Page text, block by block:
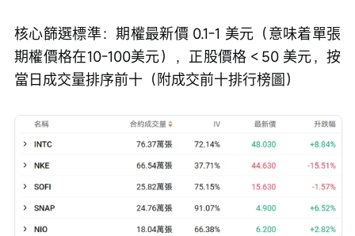
核心篩選標準：期權最新價 0.1-1 美元（意味着單張
期權價格在10-100美元），正股價格＜50 美元，按
當日成交量排序前十（附成交前十排行榜圖）